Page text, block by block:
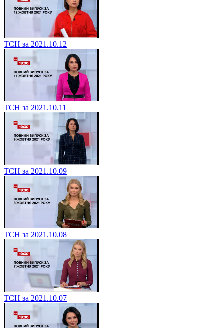
ТСН за 2021.10.12
ТСН за 2021.10.11
ТСН за 2021.10.09
ТСН за 2021.10.08
ТСН за 2021.10.07